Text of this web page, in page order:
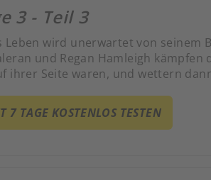
3 - Teil 3
Leben wird unerwartet von seinem
und Regan Hamleigh
ihrer Seite waren, und wettern
7 TAGE KOSTENLOS TESTEN